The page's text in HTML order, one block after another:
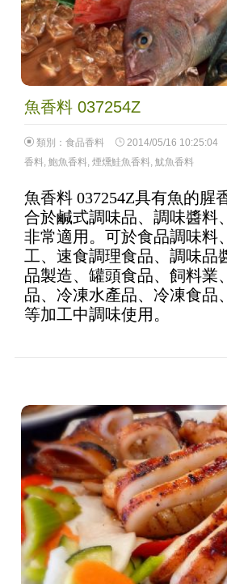
魚香料 037254Z
類別： 食品香料 2014/05/16 10:25:04
香料, 鮑魚香料, 煙燻鮭魚香料, 魷魚香料
魚香料 037254Z具有魚的腥
合於鹹式調味品、調味醬料
非常適用。可於食品調味料
工、速食調理食品、調味品
品製造、罐頭食品、飼料業
品、冷凍水產品、冷凍食品
等加工中調味使用。